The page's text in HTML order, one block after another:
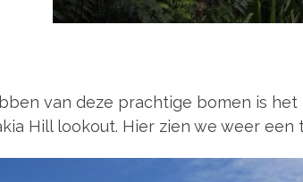
van deze prachtige bomen is
Hill lookout. Hier zien we weer